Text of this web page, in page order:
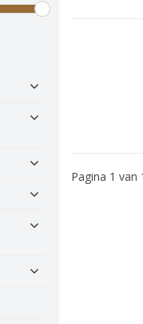
Pagina 1 van